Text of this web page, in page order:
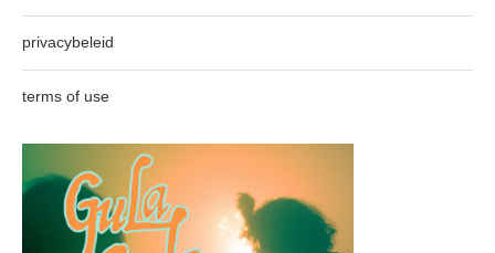
privacybeleid
terms of use